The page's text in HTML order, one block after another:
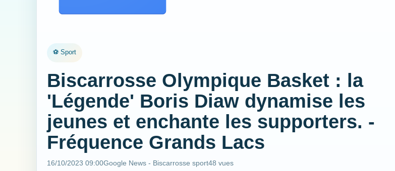
⚽ Sport
Biscarrosse Olympique Basket : la
'Légende' Boris Diaw dynamise les
jeunes et enchante les supporters. -
Fréquence Grands Lacs
16/10/2023 09:00Google News - Biscarrosse sport48 vues